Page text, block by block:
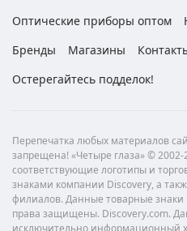
Оптические приборы оптом
Бренды
Магазины
Остерегайтесь подделок!
Перепечатка любых материалов
запрещена! «Четыре глаза» ©
соответствующие логотипы и
знаками компании Discovery, а
филиалов. Данные товарные знаки
права защищены. Discovery.com.
исключительно информационный